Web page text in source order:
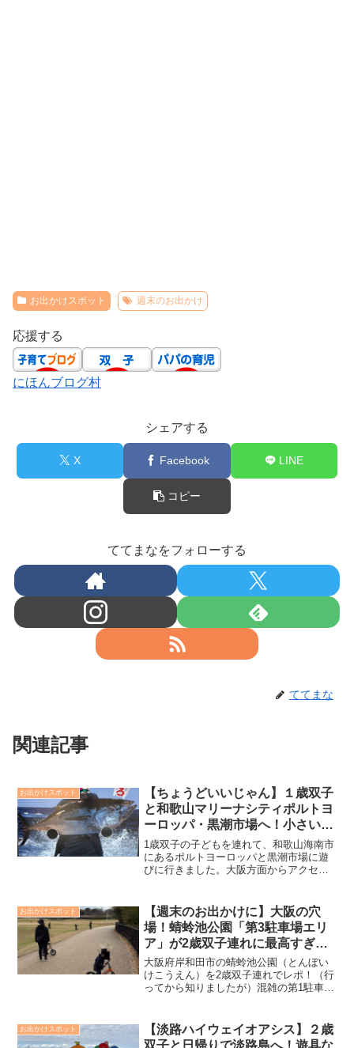
お出かけスポット 週末のお出かけ
応援する
にほんブログ村
シェアする
X Facebook LINE
コピー
ててまなをフォローする
ててまな
関連記事
お出かけスポット
【ちょうどいいじゃん】１歳双子
と和歌山マリーナシティポルトヨ
ーロッパ・黒潮市場へ！小さい子
ども連れにはちょうどいい
1歳双子の子どもを連れて、和歌山海南市
にあるポルトヨーロッパと黒潮市場に遊
びに行きました。大阪方面からアクセス
お出かけスポット
【週末のお出かけに】大阪の穴
場！蜻蛉池公園「第3駐車場エリ
ア」が2歳双子連れに最高すぎた
理由
大阪府岸和田市の蜻蛉池公園（とんぼい
けこうえん）を2歳双子連れでレポ！（行
ってから知りましたが）混雑の第1駐車場
生、待ち時間ゼロの滑り台、おむつ交換
台情報など、幼児連れに最高の穴場スポ
お出かけスポット
【淡路ハイウェイオアシス】２歳
双子と日帰りで淡路島へ！遊具な